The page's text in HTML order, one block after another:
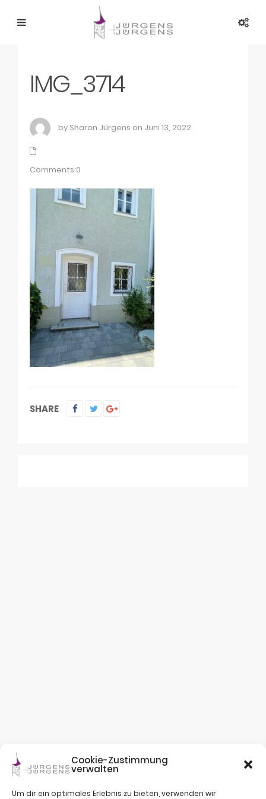
Cookie-Zustimmung
verwalten
Um dir ein optimales Erlebnis zu bieten, verwenden wir
IMG_3714
by Sharon Jürgens on Juni 13, 2022
Comments:0
SHARE